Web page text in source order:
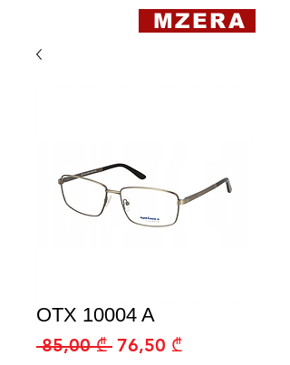
MZERA
OTX 10004 A
85,00 ₾ Regular
76,50 ₾Sale